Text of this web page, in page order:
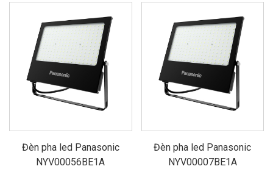
Đèn pha led Panasonic
NYV00056BE1A
Đèn pha led Panasonic
NYV00007BE1A